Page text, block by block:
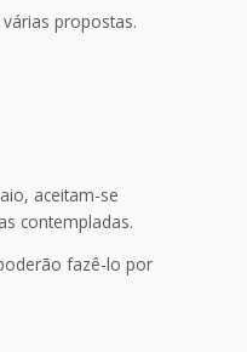
propostas.
aceitam-se
contempladas.
fazê-lo por